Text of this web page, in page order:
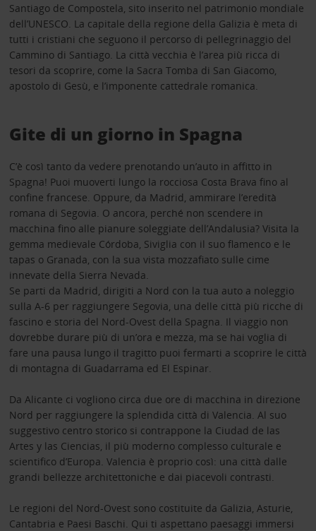
Santiago de Compostela, sito inserito nel patrimonio mondiale
dell’UNESCO. La capitale della regione della Galizia è meta di
tutti i cristiani che seguono il percorso di pellegrinaggio del
Cammino di Santiago. La città vecchia è l’area più ricca di
tesori da scoprire, come la Sacra Tomba di San Giacomo,
apostolo di Gesù, e l’imponente cattedrale romanica.
Gite di un giorno in Spagna
C’è così tanto da vedere prenotando un’auto in affitto in
Spagna! Puoi muoverti lungo la rocciosa Costa Brava fino al
confine francese. Oppure, da Madrid, ammirare l’eredità
romana di Segovia. O ancora, perché non scendere in
macchina fino alle pianure soleggiate dell’Andalusia? Visita la
gemma medievale Córdoba, Siviglia con il suo flamenco e le
tapas o Granada, con la sua vista mozzafiato sulle cime
innevate della Sierra Nevada.
Se parti da Madrid, dirigiti a Nord con la tua auto a noleggio
sulla A-6 per raggiungere Segovia, una delle città più ricche di
fascino e storia del Nord-Ovest della Spagna. Il viaggio non
dovrebbe durare più di un’ora e mezza, ma se hai voglia di
fare una pausa lungo il tragitto puoi fermarti a scoprire le città
di montagna di Guadarrama ed El Espinar.
Da Alicante ci vogliono circa due ore di macchina in direzione
Nord per raggiungere la splendida città di Valencia. Al suo
suggestivo centro storico si contrappone la Ciudad de las
Artes y las Ciencias, il più moderno complesso culturale e
scientifico d’Europa. Valencia è proprio così: una città dalle
grandi bellezze architettoniche e dai piacevoli contrasti.
Le regioni del Nord-Ovest sono costituite da Galizia, Asturie,
Cantabria e Paesi Baschi. Qui ti aspettano paesaggi immersi